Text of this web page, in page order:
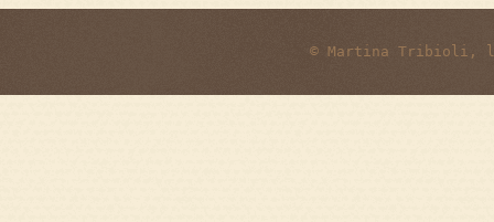
© Martina Tribioli,